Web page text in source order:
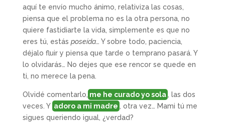
aquí te envío mucho ánimo, relativiza las cosas,
piensa que el problema no es la otra persona, no
quiere fastidiarte la vida, simplemente es que no
eres tú, estás poseída… Y sobre todo, paciencia,
déjalo fluir y piensa que tarde o temprano pasará. Y
lo olvidarás… No dejes que ese rencor se quede en
ti, no merece la pena.
Olvidé comentarlo, me he curado yo sola
, las dos
veces. Y adoro a mi madre
, otra vez… Mami tú me
sigues queriendo igual, ¿verdad?